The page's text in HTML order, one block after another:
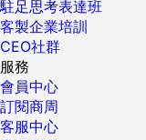
駐足思考表達班
客製企業培訓
CEO社群
服務
會員中心
訂閱商周
客服中心